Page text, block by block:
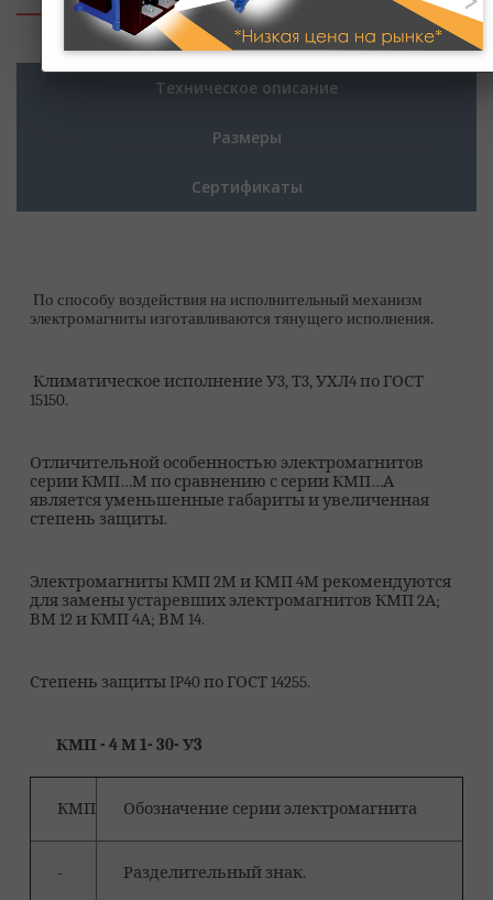
Полное описание
Техническое описание
Размеры
Сертификаты
По способу воздействия на исполнительный механизм
электромагниты изготавливаются тянущего исполнения.
Климатическое исполнение У3, Т3, УХЛ4 по ГОСТ
15150.
Отличительной особенностью электромагнитов
серии КМП…М по сравнению с серии КМП…А
является уменьшенные габариты и увеличенная
степень защиты.
Электромагниты КМП 2М и КМП 4М рекомендуются
для замены устаревших электромагнитов КМП 2А;
ВМ 12 и КМП 4А; ВМ 14.
Степень защиты IP40 по ГОСТ 14255.
КМП - 4 М 1- 30- У3
КМП Обозначение серии электромагнита
- Разделительный знак.